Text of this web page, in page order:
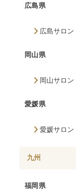
広島県
広島サロン
岡山県
岡山サロン
愛媛県
愛媛サロン
九州
福岡県